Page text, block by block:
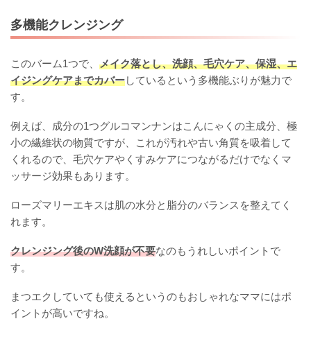
多機能クレンジング
このバーム1つで、 メイク落とし、洗顔、毛穴ケア、保湿、エ
イジングケアまでカバーしているという多機能ぶりが魅力で
す。
例えば、成分の1つグルコマンナンはこんにゃくの主成分、極
小の繊維状の物質ですが、これが汚れや古い角質を吸着して
くれるので、毛穴ケアやくすみケアにつながるだけでなくマ
ッサージ効果もあります。
ローズマリーエキスは肌の水分と脂分のバランスを整えてく
れます。
クレンジング後のW洗顔が不要なのもうれしいポイントで
す。
まつエクしていても使えるというのもおしゃれなママにはポ
イントが高いですね。